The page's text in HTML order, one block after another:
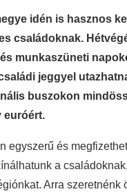
idén is hasznos
családoknak.
munkaszüneti
jeggyel
buszokon
euróért.
egyszerű és
a
Arra szeretnénk